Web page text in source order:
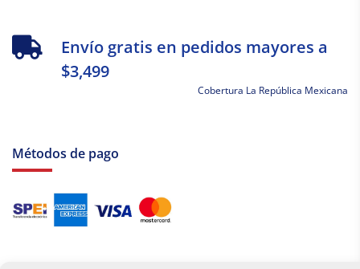
Envío gratis en pedidos mayores a
$3,499
Cobertura La República Mexicana
Métodos de pago